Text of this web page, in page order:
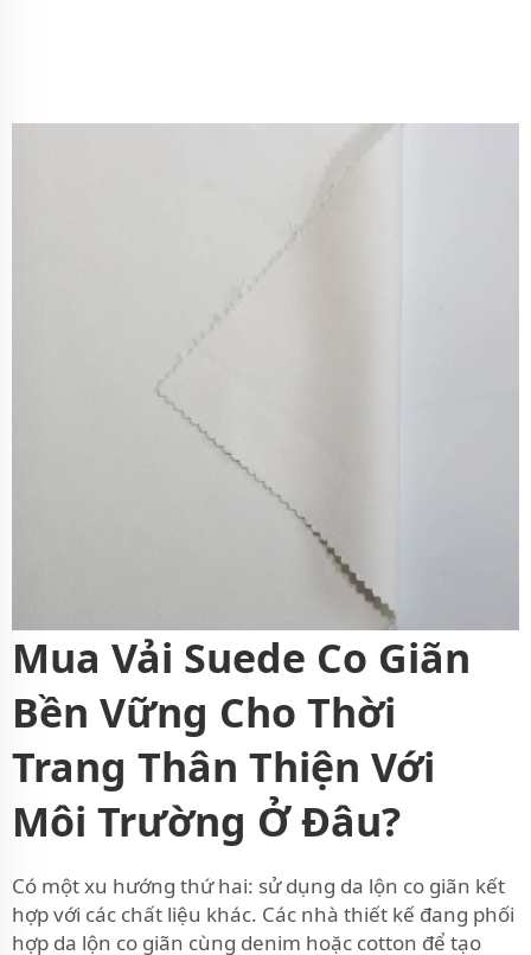
Mua Vải Suede Co Giãn
Bền Vững Cho Thời
Trang Thân Thiện Với
Môi Trường Ở Đâu?
Có một xu hướng thứ hai: sử dụng da lộn co giãn kết
hợp với các chất liệu khác. Các nhà thiết kế đang phối
hợp da lộn co giãn cùng denim hoặc cotton để tạo